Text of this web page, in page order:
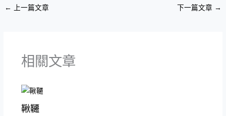
← 上一篇文章 下一篇文章 →
相關文章
鞦韆